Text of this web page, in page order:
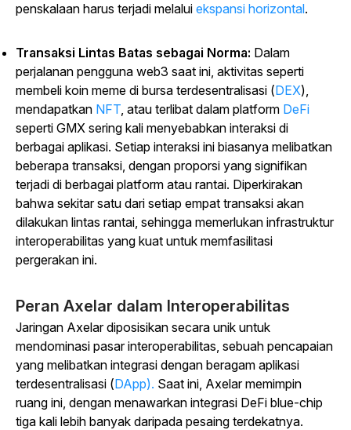
penskalaan harus terjadi melalui ekspansi horizontal.
Transaksi Lintas Batas sebagai Norma: Dalam
perjalanan pengguna web3 saat ini, aktivitas seperti
membeli koin meme di bursa terdesentralisasi (DEX),
mendapatkan NFT, atau terlibat dalam platform DeFi
seperti GMX sering kali menyebabkan interaksi di
berbagai aplikasi. Setiap interaksi ini biasanya melibatkan
beberapa transaksi, dengan proporsi yang signifikan
terjadi di berbagai platform atau rantai. Diperkirakan
bahwa sekitar satu dari setiap empat transaksi akan
dilakukan lintas rantai, sehingga memerlukan infrastruktur
interoperabilitas yang kuat untuk memfasilitasi
pergerakan ini.
Peran Axelar dalam Interoperabilitas
Jaringan Axelar diposisikan secara unik untuk
mendominasi pasar interoperabilitas, sebuah pencapaian
yang melibatkan integrasi dengan beragam aplikasi
terdesentralisasi (DApp). Saat ini, Axelar memimpin
ruang ini, dengan menawarkan integrasi DeFi blue-chip
tiga kali lebih banyak daripada pesaing terdekatnya.